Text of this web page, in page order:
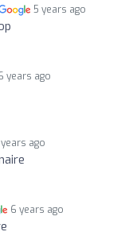
5 years ago
years ago
ago
6 years ago